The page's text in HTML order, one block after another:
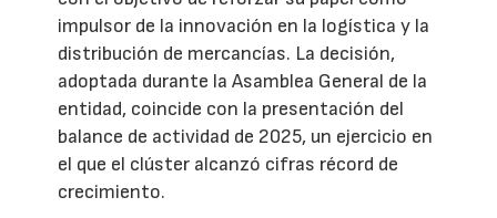
impulsor de la innovación en la logística y la
distribución de mercancías. La decisión,
adoptada durante la Asamblea General de la
entidad, coincide con la presentación del
balance de actividad de 2025, un ejercicio en
el que el clúster alcanzó cifras récord de
crecimiento.